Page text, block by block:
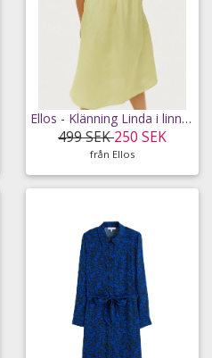
Ellos - Klänning Linda i linnemix - Grön - 58/60
499 SEK250 SEK
från Ellos